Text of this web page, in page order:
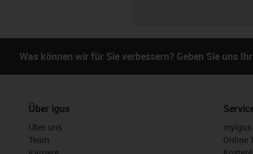
Was können wir für Sie verbessern? Geben Sie uns
Über igus
Über uns
Team
myigus
Online